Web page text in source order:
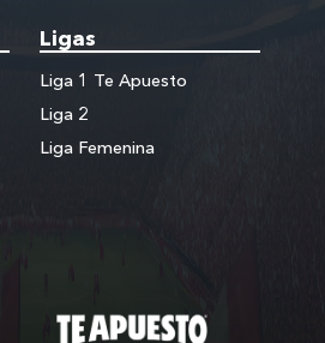
Ligas
Liga 1 Te Apuesto
Liga 2
Liga Femenina